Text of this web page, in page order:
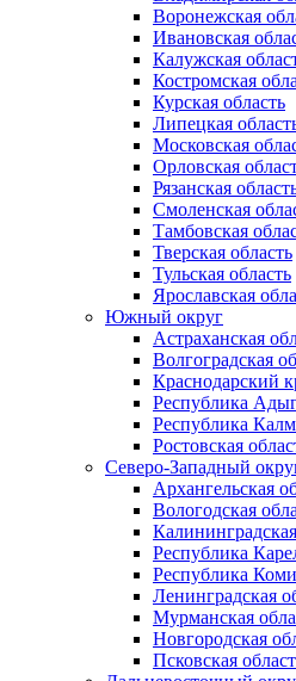
Воронежская
Ивановская
Калужская
Костромская
Курская область
Липецкая
Московская
Орловская
Рязанская
Смоленская
Тамбовская
Тверская область
Тульская область
Ярославская
Южный округ
Астраханская
Волгоградская
Краснодарский
Республика
Республика
Ростовская
Северо-Западный
Архангельская
Вологодская
Республика
Республика Коми
Ленинградская
Мурманская
Новгородская
Псковская